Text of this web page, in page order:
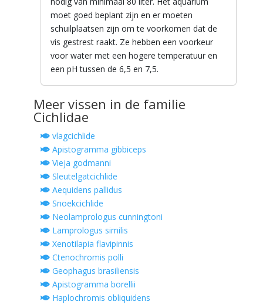
moet goed beplant zijn en er moeten
schuilplaatsen zijn om te voorkomen dat de
vis gestrest raakt. Ze hebben een voorkeur
voor water met een hogere temperatuur en
een pH tussen de 6,5 en 7,5.
Meer vissen in de familie
Cichlidae
vlagcichlide
Apistogramma gibbiceps
Vieja godmanni
Sleutelgatcichlide
Aequidens pallidus
Snoekcichlide
Neolamprologus cunningtoni
Lamprologus similis
Xenotilapia flavipinnis
Ctenochromis polli
Geophagus brasiliensis
Apistogramma borellii
Haplochromis obliquidens